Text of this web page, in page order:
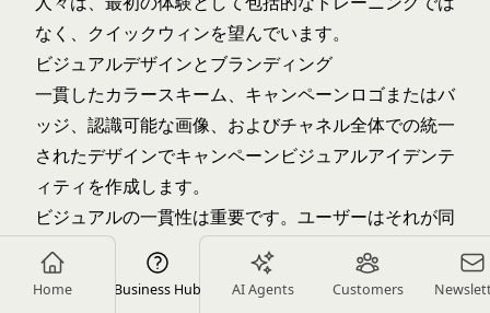
Home Business Hub AI Agents Customers
なく、クイックウィンを望んでいます。
ビジュアルデザインとブランディング
一貫したカラースキーム、キャンペーンロゴまたはバ
ッジ、認識可能な画像、およびチャネル全体での統一
されたデザインでキャンペーンビジュアルアイデンテ
ィティを作成します。
ビジュアルの一貫性は重要です。ユーザーはそれが同
じキャンペーンであることを認識し、それが親しみや
すさと信頼を構築し、プロフェッショナルで意図的に